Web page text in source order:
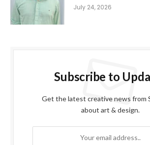
July 24, 2026
Subscribe to
Get the latest creative news from
about art & design.